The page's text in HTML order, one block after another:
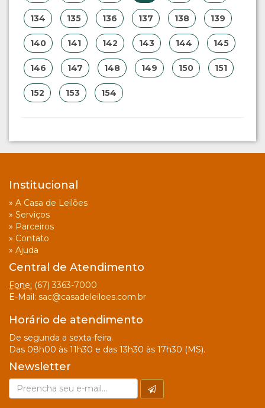
134 135 136 137 138 139
140 141 142 143 144 145
146 147 148 149 150 151
152 153 154
Institucional
» A Casa de Leilões
» Serviços
» Parceiros
» Contato
» Ajuda
Central de Atendimento
Fone: (67) 3363-7000
E-Mail: sac@casadeleiloes.com.br
Horário de atendimento
De segunda a sexta-feira.
Das 08h00 às 11h30 e das 13h30 às 17h30 (MS).
Newsletter